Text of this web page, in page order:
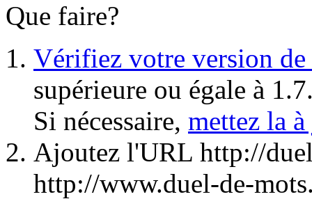
Que faire?
Vérifiez votre version de
supérieure ou égale à
Si nécessaire, mettez la
Ajoutez l'URL http://
http://www.duel-de-